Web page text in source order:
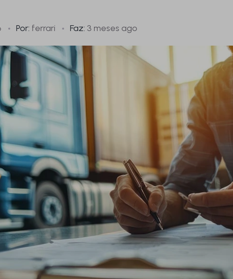
Por: ferrari Faz: 3 meses ago